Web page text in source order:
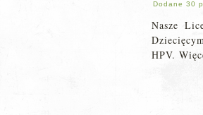
Dodane 30
Nasze
HPV.